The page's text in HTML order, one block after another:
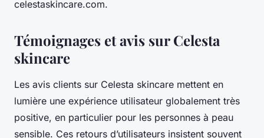
celestaskincare.com.
Témoignages et avis sur Celesta
skincare
Les avis clients sur Celesta skincare mettent en
lumière une expérience utilisateur globalement très
positive, en particulier pour les personnes à peau
sensible. Ces retours d’utilisateurs insistent souvent